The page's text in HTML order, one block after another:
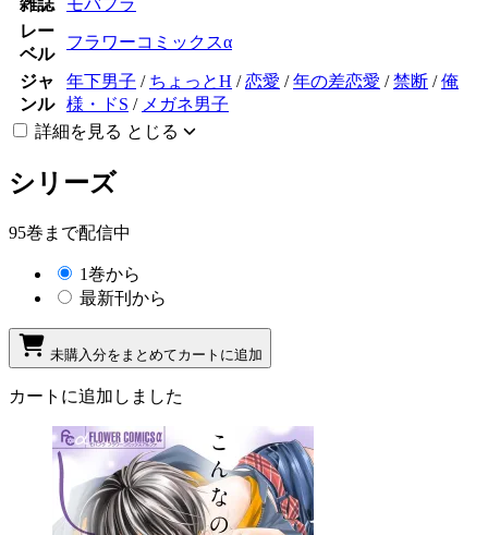
レー
ベル
フラワーコミックスα
ジャ
ンル
年下男子 / ちょっとH /恋愛 /年の差恋愛 /禁断 /俺
様・ドS / メガネ男子
詳細を見る とじる
シリーズ
95巻まで配信中
1巻から
最新刊から
未購入分をまとめてカートに追加
カートに追加しました